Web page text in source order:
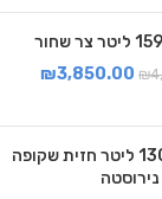
₪
₪3,850.00
מקרר 130 ליטר חזית שקופה